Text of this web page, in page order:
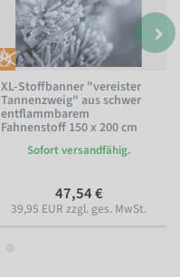
XL-Stoffbanner "vereister
Tannenzweig" aus schwer
entflammbarem
Fahnenstoff 150 x 200 cm
Sofort versandfähig.
47,54 €
39,95 EUR zzgl. ges. MwSt.